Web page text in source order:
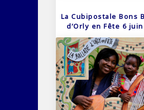
La Cubipostale Bons
d’Orly en Fête 6